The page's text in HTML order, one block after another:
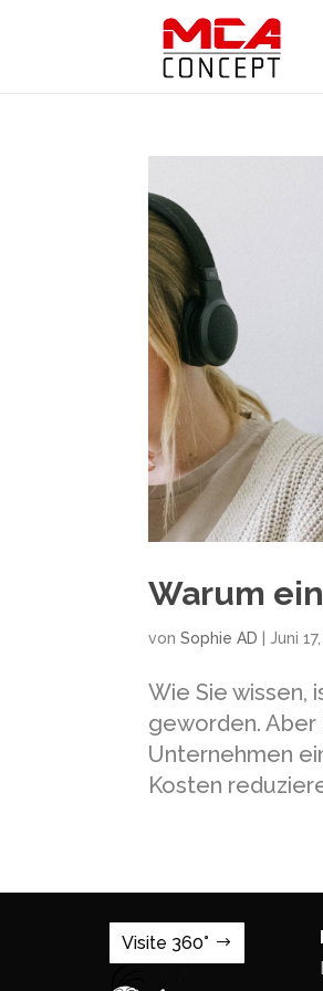
Warum
vonSophie AD |Juni
Wie Sie wissen,
geworden. Aber
Unternehmen
Kosten
Visite 360°